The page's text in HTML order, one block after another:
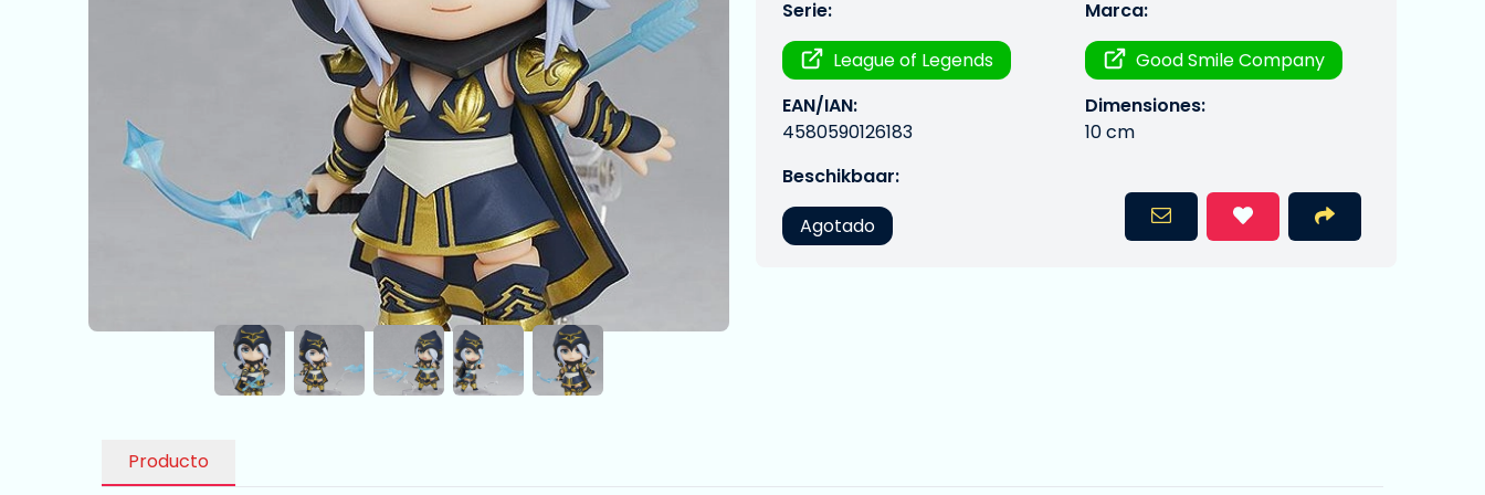
Serie:
League of Legends
Marca:
Good Smile Company
EAN/IAN:
4580590126183
Dimensiones:
10 cm
Beschikbaar:
Agotado
Producto